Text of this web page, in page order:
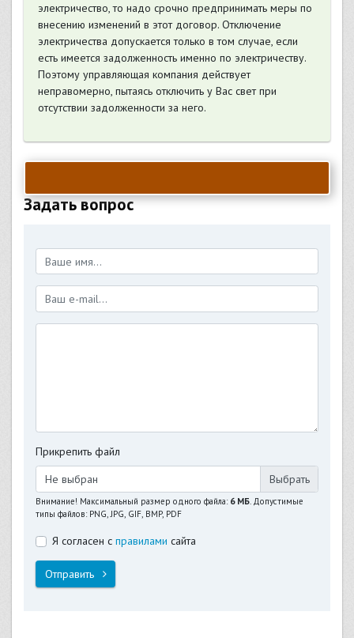
электричество, то надо срочно предпринимать меры по
внесению изменений в этот договор. Отключение
электричества допускается только в том случае, если
есть имеется задолженность именно по электричеству.
Поэтому управляющая компания действует
неправомерно, пытаясь отключить у Вас свет при
отсутствии задолженности за него.
Задать вопрос
Прикрепить файл
Не выбран
Внимание! Максимальный размер одного файла: 6 МБ. Допустимые
типы файлов: PNG, JPG, GIF, BMP, PDF
Я согласен с правилами сайта
Отправить